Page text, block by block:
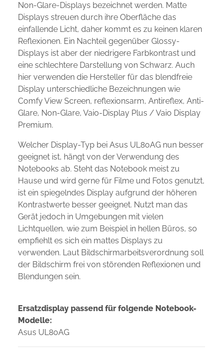
Non-Glare-Displays bezeichnet werden. Matte
Displays streuen durch ihre Oberfläche das
einfallende Licht, daher kommt es zu keinen klaren
Reflexionen. Ein Nachteil gegenüber Glossy-
Displays ist aber der niedrigere Farbkontrast und
eine schlechtere Darstellung von Schwarz. Auch
hier verwenden die Hersteller für das blendfreie
Display unterschiedliche Bezeichnungen wie
Comfy View Screen, reflexionsarm, Antireflex, Anti-
Glare, Non-Glare, Vaio-Display Plus / Vaio Display
Premium.
Welcher Display-Typ bei Asus UL80AG nun besser
geeignet ist, hängt von der Verwendung des
Notebooks ab. Steht das Notebook meist zu
Hause und wird gerne für Filme und Fotos genutzt,
ist ein spiegelndes Display aufgrund der höheren
Kontrastwerte besser geeignet. Nutzt man das
Gerät jedoch in Umgebungen mit vielen
Lichtquellen, wie zum Beispiel in hellen Büros, so
empfiehlt es sich ein mattes Displays zu
verwenden. Laut Bildschirmarbeitsverordnung soll
der Bildschirm frei von störenden Reflexionen und
Blendungen sein.
Ersatzdisplay passend für folgende Notebook-
Modelle:
Asus UL80AG